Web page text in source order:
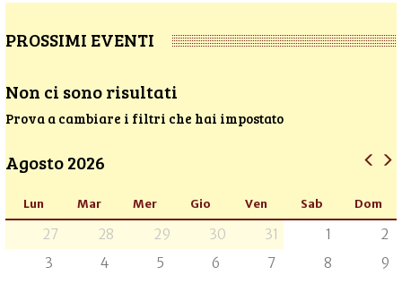
PROSSIMI EVENTI
Non ci sono risultati
Prova a cambiare i filtri che hai impostato
Agosto 2026
Lun Mar Mer Gio Ven Sab Dom
27 28 29 30 31 1
2
3
4 5 6 7 8
9